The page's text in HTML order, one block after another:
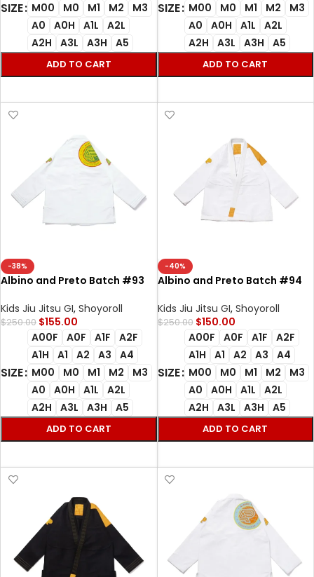
SIZE
M00
M0 M1 M2
M3
A0
A0H A1L
A2L
A2H
A3L A3H A5
ADD TO CART
SIZE
M00
M0 M1 M2
M3
A0
A0H A1L
A2L
A2H
A3L A3H A5
ADD TO CART
-38%
Albino and Preto Batch #93
Bag
Kids Jiu Jitsu GI, Shoyoroll
$250.00 $155.00
SIZE
A00F A0F A1F
A2F
A1H
A1 A2 A3
A4
M00
M0 M1 M2
M3
A0
A0H A1L
A2L
A2H
A3L A3H A5
ADD TO CART
-40%
Albino and Preto Batch #94
Herringbone Gi Classic
(Orange) white
Kids Jiu Jitsu GI, Shoyoroll
$250.00 $150.00
SIZE
A00F A0F A1F
A2F
A1H
A1 A2 A3
A4
M00
M0 M1 M2
M3
A0
A0H A1L
A2L
A2H
A3L A3H A5
ADD TO CART